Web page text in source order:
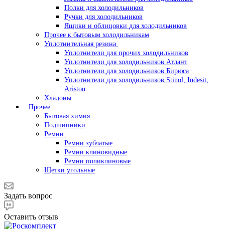
Полки для холодильников
Ручки для холодильников
Ящики и облицовки для холодильников
Прочее к бытовым холодильникам
Уплотнительная резина
Уплотнители для прочих холодильников
Уплотнители для холодильников Атлант
Уплотнители для холодильников Бирюса
Уплотнители для холодильников Stinol, Indesit,
Ariston
Хладоны
Прочее
Бытовая химия
Подшипники
Ремни
Ремни зубчатые
Ремни клиновидные
Ремни поликлиновые
Щетки угольные
Задать вопрос
Оставить отзыв